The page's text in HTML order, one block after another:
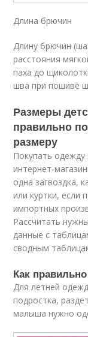
Длина брючин
Длину брючин
расстояния
паха до
шва при пошиве
Размеры
правильно
размеру
Покупать одежду
интернет-
одна загвоздка,
или куртки, если
импортных
Рассчитать
данные с
сводным
Как
Для летней
подростка,
малыша нужно